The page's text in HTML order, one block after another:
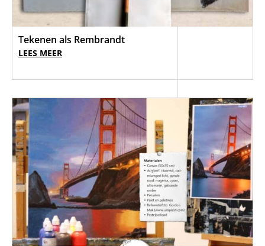
Tekenen als Rembrandt
LEES MEER